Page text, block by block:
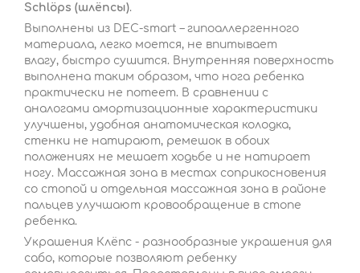
Schlöps (шлёпсы).
Выполнены из DEC-smart – гипоаллергенного
материала, легко моется, не впитывает
влагу, быстро сушится. Внутренняя поверхность
выполнена таким образом, что нога ребенка
практически не потеет. В сравнении с
аналогами амортизационные характеристики
улучшены, удобная анатомическая колодка,
стенки не натирают, ремешок в обоих
положениях не мешает ходьбе и не натирает
ногу. Массажная зона в местах соприкосновения
со стопой и отдельная массажная зона в районе
пальцев улучшают кровообращение в стопе
ребенка.
Украшения Клёпс - разнообразные украшения для
сабо, которые позволяют ребенку